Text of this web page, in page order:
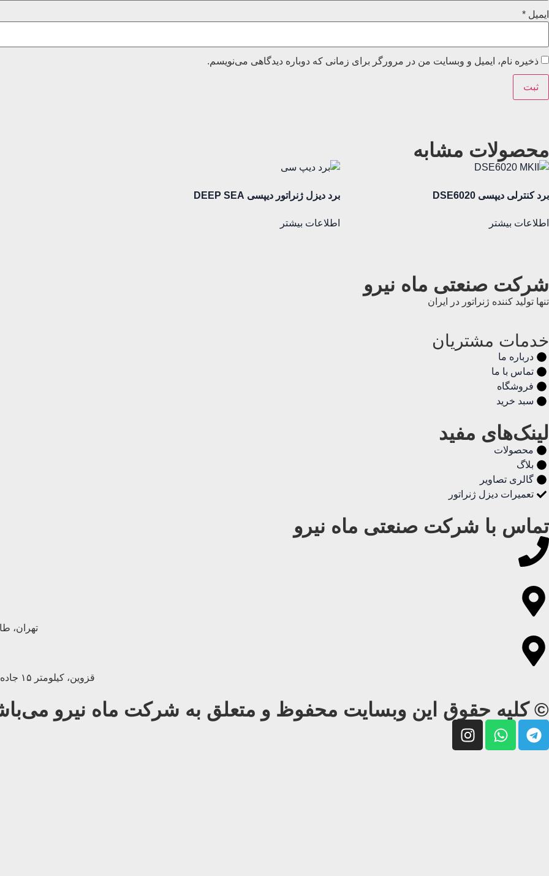
ایمیل *
ذخیره نام، ایمیل و وبسایت من در مرورگر برای زمانی که دوباره دیدگاهی می‌نویسم.
محصولات مشابه
برد کنترلی دیپسی DSE6020
اطلاعات بیشتر
برد دیزل ژنراتور دیپسی DEEP SEA
اطلاعات بیشتر
شرکت صنعتی ماه نیرو
تنها تولید کننده ژنراتور در ایران
خدمات مشتریان
درباره ما
تماس با ما
فروشگاه
سبد خرید
لینک‌های مفید
محصولات
بلاگ
گالری تصاویر
تعمیرات دیزل ژنراتور
تماس با شرکت صنعتی ماه نیرو
تهران،
قزوین، کیلومتر ۱۵ جاده بويین زهرا، (مجتمع صنعتی لیا) خیابان زکریای رازی | 028-33453266
© کلیه حقوق این وبسایت محفوظ و متعلق به شرکت ماه نیرو